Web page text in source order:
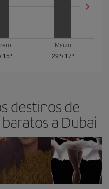
15º
Marzo
29º / 17º
destinos de
a Dubai